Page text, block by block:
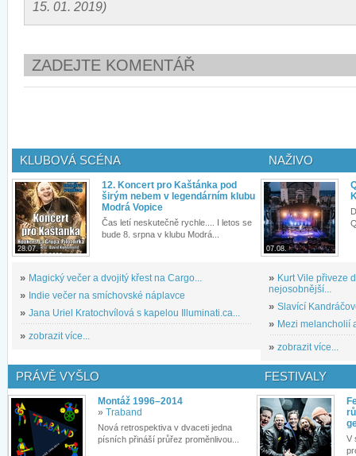
15. 01. 2019)
ZADEJTE KOMENTÁŘ
KLUBOVÁ SCÉNA
28.07.
12. Koncert pro Kaštánka pod
širým nebem v legendárním klubu
Modrá Vopice
Čas letí neskutečně rychle.... I letos se
bude 8. srpna v klubu Modrá...
» Magický večer a dvojitý křest na Cargo...
» Indie večer na smíchovské náplavce
» Jana Uriel Kratochvílová s kapelou Illuminati.ca...
» zobrazit více...
NAŽIVO
07.08.
» Kurt Vile přiveze
nejosobnější...
» Slavící
» Mezi melancholií
» zobrazit více...
PRÁVĚ VYŠLO
Montáž 1996–2014
» Traband
Nová retrospektiva v dvaceti jedna
písních přináší průřez proměnlivou...
FESTIVALY
V